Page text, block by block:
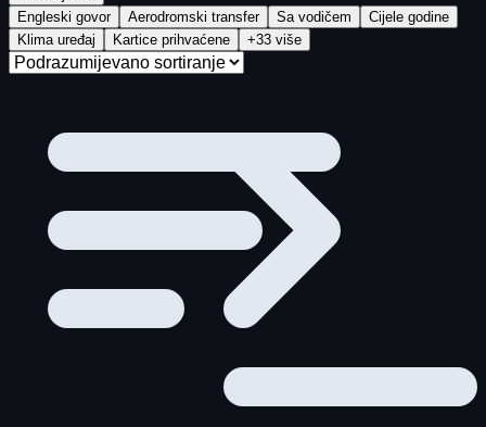
Engleski govor
Aerodromski transfer Sa vodičem
Cijele godine
Klima uređaj
Kartice prihvaćene +33 više